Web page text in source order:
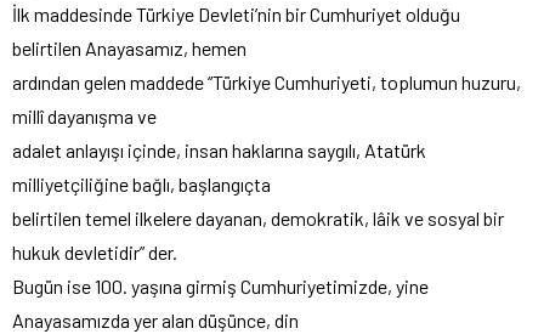
İlk maddesinde Türkiye Devleti’nin bir Cumhuriyet olduğu
belirtilen Anayasamız, hemen
ardından gelen maddede “Türkiye Cumhuriyeti, toplumun huzuru,
millî dayanışma ve
adalet anlayışı içinde, insan haklarına saygılı, Atatürk
milliyetçiliğine bağlı, başlangıçta
belirtilen temel ilkelere dayanan, demokratik, lâik ve sosyal bir
hukuk devletidir” der.
Bugün ise 100. yaşına girmiş Cumhuriyetimizde, yine
Anayasamızda yer alan düşünce, din